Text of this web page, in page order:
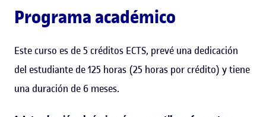
Programa académico
Este curso es de 5 créditos ECTS, prevé una dedicación
del estudiante de 125 horas (25 horas por crédito) y tiene
una duración de 6 meses.